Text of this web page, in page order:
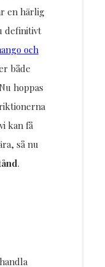
en härlig
definitivt
och
både
hoppas
kan få
så nu
.